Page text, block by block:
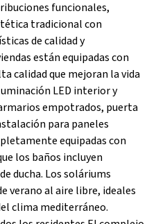
funcionales,
tradicional con
de calidad y
están equipadas con
calidad que mejoran la vida
LED interior y
empotrados, puerta
para paneles
equipadas con
los baños incluyen
ducha. Los soláriums
verano al aire libre, ideales
clima mediterráneo.